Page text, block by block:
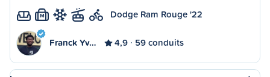
M Dodge Ram Rouge '22
Franck Yv… 4,9 59 conduits